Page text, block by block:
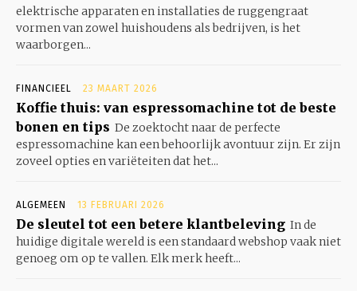
elektrische apparaten en installaties de ruggengraat
vormen van zowel huishoudens als bedrijven, is het
waarborgen...
FINANCIEEL 23 MAART 2026
Koffie thuis: van espressomachine tot de beste
bonen en tips De zoektocht naar de perfecte
espressomachine kan een behoorlijk avontuur zijn. Er zijn
zoveel opties en variëteiten dat het...
ALGEMEEN 13 FEBRUARI 2026
De sleutel tot een betere klantbeleving In de
huidige digitale wereld is een standaard webshop vaak niet
genoeg om op te vallen. Elk merk heeft...